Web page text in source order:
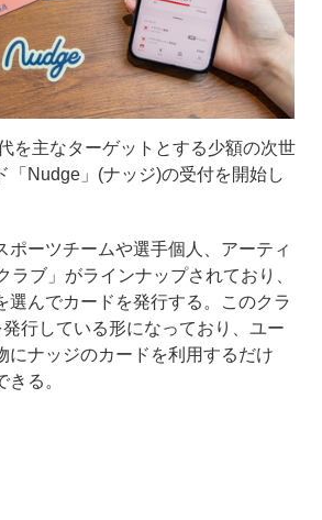
を主なターゲットとする少額の次世
「Nudge」(ナッジ)の受付を開始し
ポーツチームや選手個人、アーティ
ラブ」がラインナップされており、
選んでカードを発行する。このクラ
発行している形になっており、ユー
にナッジのカードを利用するだけ
る。